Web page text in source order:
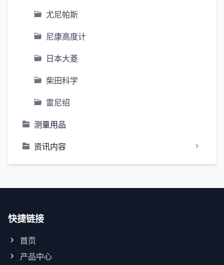
尤尼帕斯
尼康高度计
日本大菱
柴田科学
雷尼绍
测量用品
资讯内容
快捷链接
首页
产品中心